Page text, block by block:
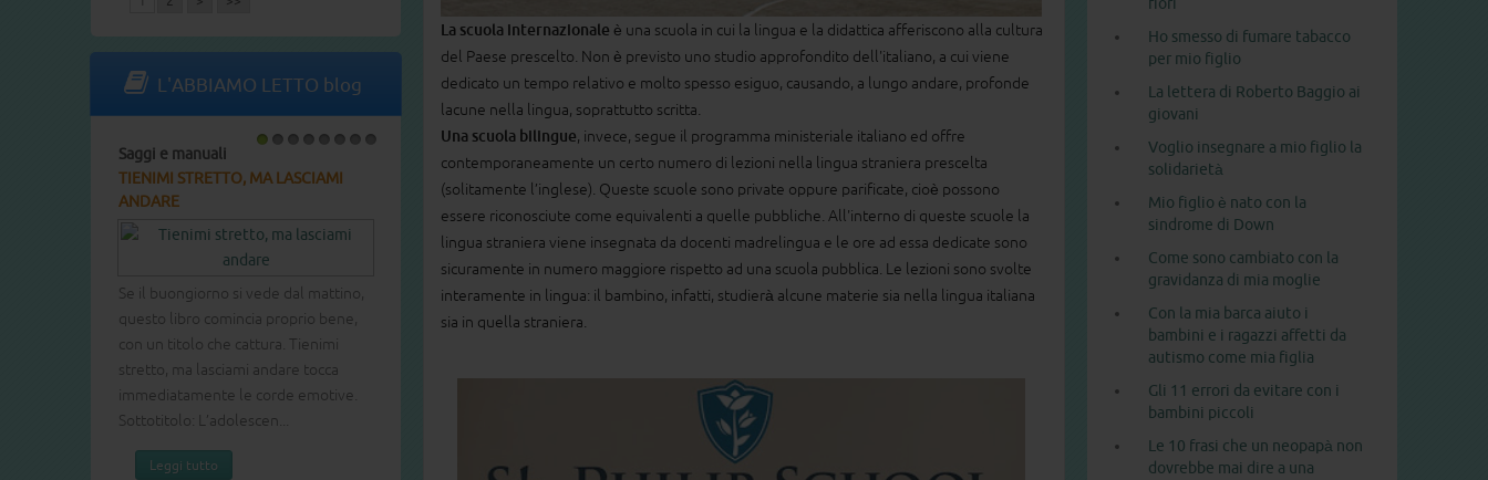
La scuola internazionale è una scuola in cui la lingua e la didattica afferiscono alla cultura
del Paese prescelto. Non è previsto uno studio approfondito dell'italiano, a cui viene
dedicato un tempo relativo e molto spesso esiguo, causando, a lungo andare, profonde
lacune nella lingua, soprattutto scritta.
Una scuola bilingue, invece, segue il programma ministeriale italiano ed offre
contemporaneamente un certo numero di lezioni nella lingua straniera prescelta
(solitamente l’inglese). Queste scuole sono private oppure parificate, cioè possono
essere riconosciute come equivalenti a quelle pubbliche. All'interno di queste scuole la
lingua straniera viene insegnata da docenti madrelingua e le ore ad essa dedicate sono
sicuramente in numero maggiore rispetto ad una scuola pubblica. Le lezioni sono svolte
interamente in lingua: il bambino, infatti, studierà alcune materie sia nella lingua italiana
sia in quella straniera.
L'ABBIAMO LETTO blog
Saggi e manuali
TIENIMI STRETTO, MA LASCIAMI
ANDARE
Se il buongiorno si vede dal mattino,
questo libro comincia proprio bene,
con un titolo che cattura. Tienimi
stretto, ma lasciami andare tocca
immediatamente le corde emotive.
Sottotitolo: L’adolescen...
Leggi tutto
Ho smesso di fumare tabacco
per mio figlio
La lettera di Roberto Baggio ai
giovani
Voglio insegnare a mio figlio la
solidarietà
Mio figlio è nato con la
sindrome di Down
Come sono cambiato con la
gravidanza di mia moglie
Con la mia barca aiuto i
bambini e i ragazzi affetti da
autismo come mia figlia
Gli 11 errori da evitare con i
bambini piccoli
Le 10 frasi che un neopapà non
dovrebbe mai dire a una